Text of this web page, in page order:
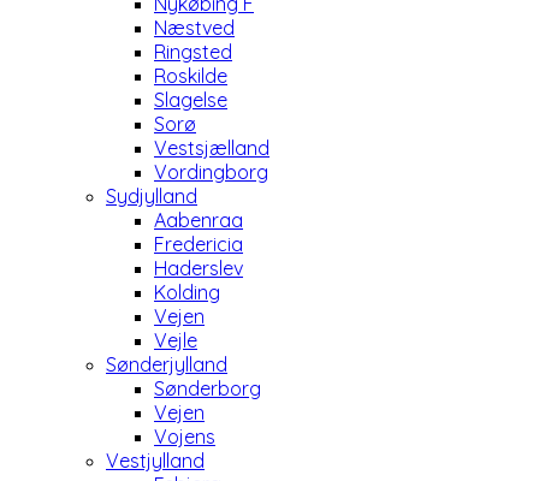
Næstved
Ringsted
Roskilde
Slagelse
Sorø
Vestsjælland
Vordingborg
Sydjylland
Aabenraa
Fredericia
Haderslev
Kolding
Vejen
Vejle
Sønderjylland
Sønderborg
Vejen
Vojens
Vestjylland